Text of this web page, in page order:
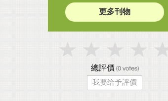
更多刊物
總評價 (0votes)
我要给予評價